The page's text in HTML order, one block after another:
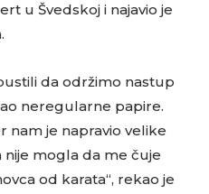
u Švedskoj i najavio je
da održimo nastup
neregularne papire.
nam je napravio velike
mogla da me čuje
od karata“, rekao je